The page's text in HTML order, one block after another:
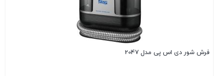
فرش شور دی اس پی مدل 2047